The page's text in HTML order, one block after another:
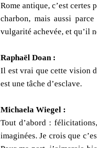
Rome antique, c’est certes
charbon, mais aussi
vulgarité achevée, et qu’il
Raphaël Doan :
Il est vrai que cette vision
est une tâche d’esclave.
Michaela Wiegel :
Tout d’abord :
imaginées. Je crois que